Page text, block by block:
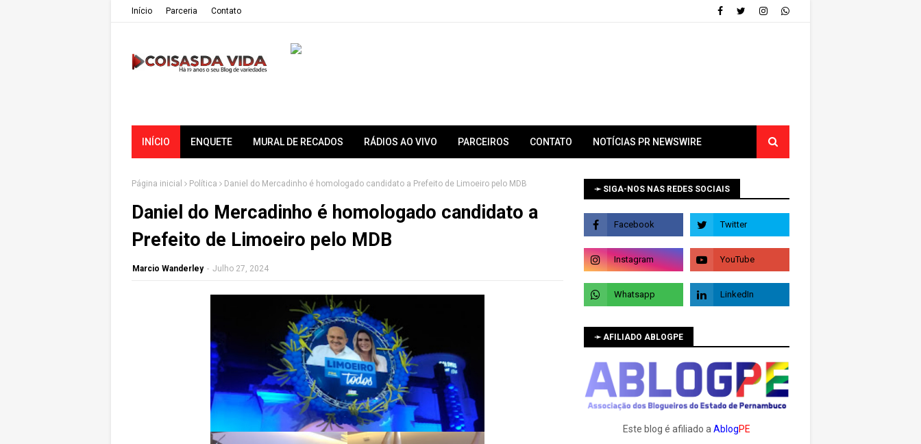
Iní­cio Parceria Contato
INÍCIO ENQUETE MURAL DE RECADOS RÁDIOS AO VIVO PARCEIROS CONTATO NOTÍCIAS PR NEWSWIRE
Página inicial Política Daniel do Mercadinho é homologado candidato a Prefeito de Limoeiro pelo MDB
Daniel do Mercadinho é homologado candidato a
Prefeito de Limoeiro pelo MDB
Marcio Wanderley - Julho 27, 2024
➛ SIGA-NOS NAS REDES SOCIAIS
➛ AFILIADO ABLOGPE
Este blog é afiliado a AblogPE